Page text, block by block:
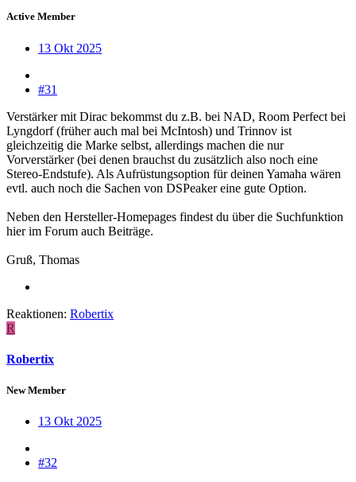
Active Member
13 Okt 2025
#31
Verstärker mit Dirac bekommst du z.B. bei NAD, Room Perfect bei
Lyngdorf (früher auch mal bei McIntosh) und Trinnov ist
gleichzeitig die Marke selbst, allerdings machen die nur
Vorverstärker (bei denen brauchst du zusätzlich also noch eine
Stereo-Endstufe). Als Aufrüstungsoption für deinen Yamaha wären
evtl. auch noch die Sachen von DSPeaker eine gute Option.
Neben den Hersteller-Homepages findest du über die Suchfunktion
hier im Forum auch Beiträge.
Gruß, Thomas
Reaktionen: Robertix
R
Robertix
New Member
13 Okt 2025
#32